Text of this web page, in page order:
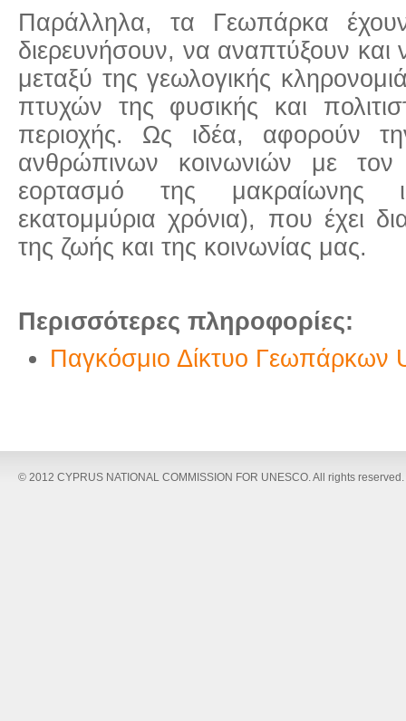
Παράλληλα, τα Γεωπάρκα
διερευνήσουν, να αναπτύξουν και
μεταξύ της γεωλογικής
πτυχών της φυσικής και
περιοχής. Ως ιδέα, αφορούν
ανθρώπινων κοινωνιών με
εορτασμό της μακραίωνης
εκατομμύρια χρόνια), που έχει
της ζωής και της κοινωνίας μας.
Περισσότερες πληροφορίες:
Παγκόσμιο Δίκτυο Γεωπάρκων
© 2012 CYPRUS NATIONAL COMMISSION FOR UNESCO. All rights reserved.